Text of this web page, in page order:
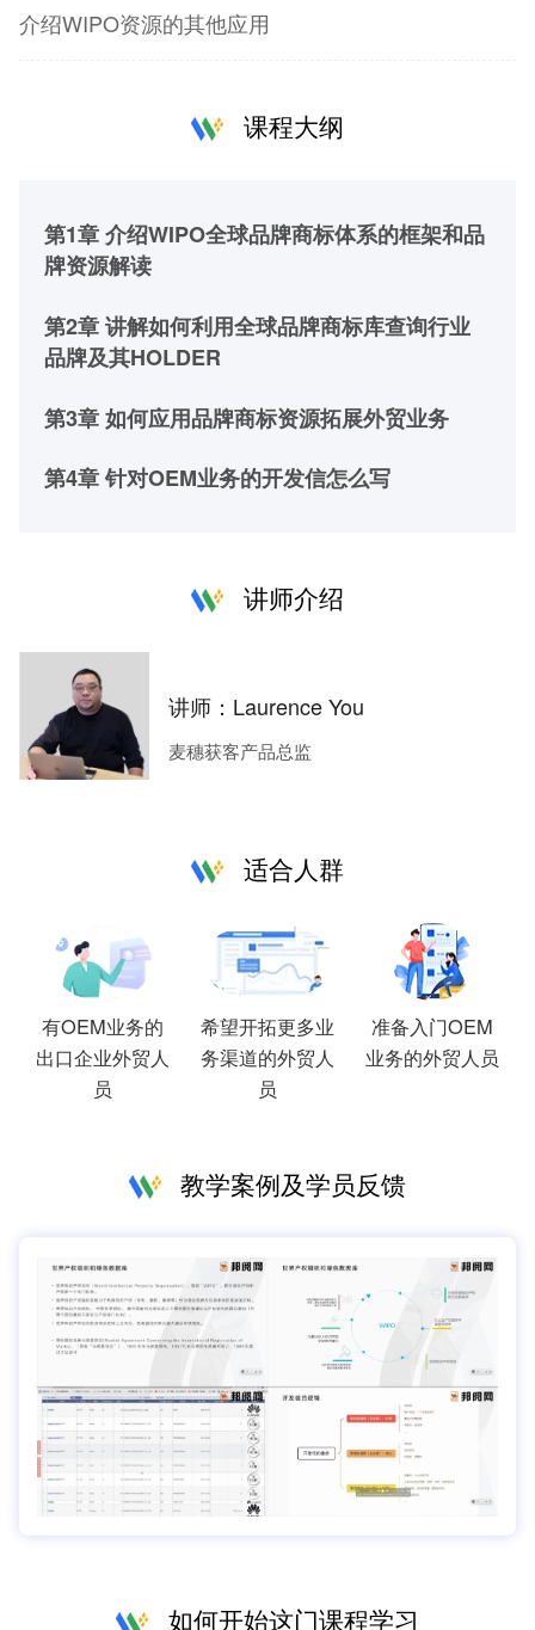
介绍WIPO资源的其他应用
课程大纲
第1章 介绍WIPO全球品牌商标体系的框架和品
牌资源解读
第2章 讲解如何利用全球品牌商标库查询行业
品牌及其HOLDER
第3章 如何应用品牌商标资源拓展外贸业务
第4章 针对OEM业务的开发信怎么写
讲师介绍
讲师：Laurence You
麦穗获客产品总监
适合人群
有OEM业务的
出口企业外贸人
员
希望开拓更多业
务渠道的外贸人
员
准备入门OEM
业务的外贸人员
教学案例及学员反馈
如何开始这门课程学习